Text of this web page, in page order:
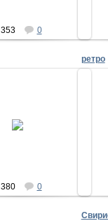
353 0
380 0
ретро